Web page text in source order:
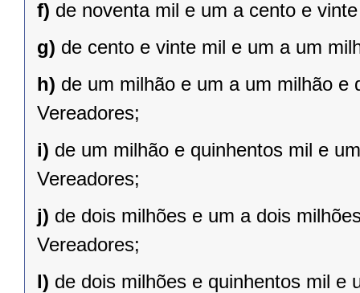
f) de noventa mil e um a cento e
g) de cento e vinte mil e um a um
h) de um milhão e um a um milhão e
Vereadores;
i) de um milhão e quinhentos mil e
Vereadores;
j) de dois milhões e um a dois
Vereadores;
l) de dois milhões e quinhentos mil e